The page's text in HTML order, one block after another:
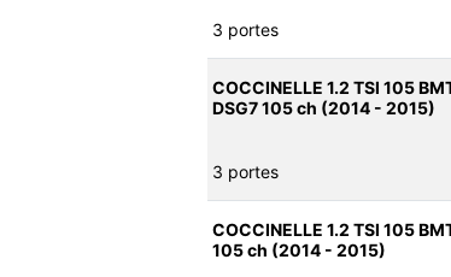
3 portes
COCCINELLE 1.2 TSI 105
DSG7 105 ch (2014 - 2015)
3 portes
COCCINELLE 1.2 TSI 105
105 ch (2014 - 2015)